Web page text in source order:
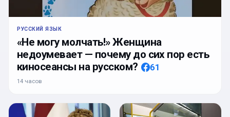
РУССКИЙ ЯЗЫК
«Не могу молчать!» Женщина
недоумевает — почему до сих пор есть
киносеансы на русском?
61
14 часов